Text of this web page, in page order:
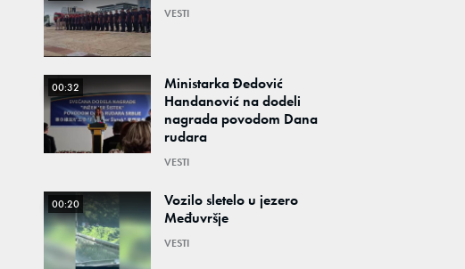
VESTI
00:32
Ministarka Đedović
Handanović na dodeli
nagrada povodom Dana
rudara
VESTI
00:20
Vozilo sletelo u jezero
Međuvršje
VESTI